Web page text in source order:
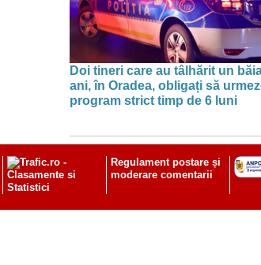
Doi tineri care au tâlhărit un
ani, în Oradea, obligați să
program strict timp de 6 luni
Regulament postare și
moderare comentarii